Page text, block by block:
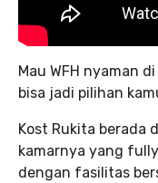
Mau WFH nyaman
bisa jadi pilihan
Kost Rukita berada
kamarnya yang
dengan fasilitas